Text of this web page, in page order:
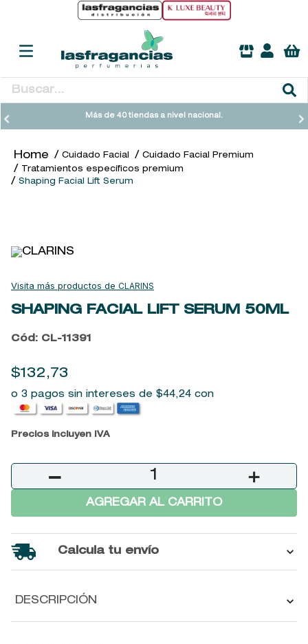
Buscar...
Más de 40 tiendas a nivel nacional.
Cuidado Facial
Cuidado Facial Premium
Tratamientos específicos premium
Shaping Facial Lift Serum
CLARINS
SHAPING FACIAL LIFT SERUM 50ML
Cód: CL-11391
$132 , 73
o 3 pagos sin intereses de $44,24 con
Precios incluyen IVA
＋
－
AGREGAR AL CARRITO
Calcula tu envío
DESCRIPCIÓN
TÉRMINOS MÁS BUSCADOS
2.
sol ipanema
.
cleanance
6.
ysl
7.
kool beauty serum
8.
retrinal
9
baylis